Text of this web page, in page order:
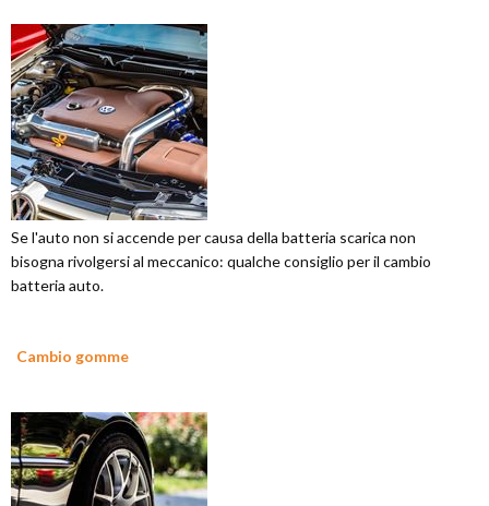
Se l'auto non si accende per causa della batteria scarica non
bisogna rivolgersi al meccanico: qualche consiglio per il cambio
batteria auto.
Cambio gomme